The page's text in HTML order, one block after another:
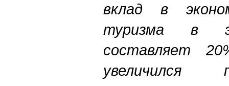
вклад
в
туризма
в
составляет
увеличился